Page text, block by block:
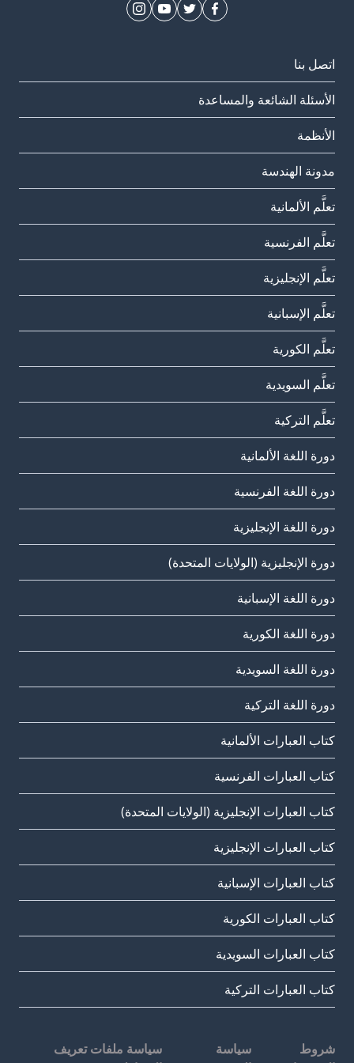
اتصل بنا
الأسئلة الشائعة والمساعدة
الأنظمة
مدونة الهندسة
تعلَّم الألمانية
تعلَّم الفرنسية
تعلَّم الإنجليزية
تعلَّم الإسبانية
تعلَّم الكورية
تعلَّم السويدية
تعلَّم التركية
دورة اللغة الألمانية
دورة اللغة الفرنسية
دورة اللغة الإنجليزية
دورة الإنجليزية (الولايات المتحدة)
دورة اللغة الإسبانية
دورة اللغة الكورية
دورة اللغة السويدية
دورة اللغة التركية
كتاب العبارات الألمانية
كتاب العبارات الفرنسية
كتاب العبارات الإنجليزية (الولايات المتحدة)
كتاب العبارات الإنجليزية
كتاب العبارات الإسبانية
كتاب العبارات الكورية
كتاب العبارات السويدية
كتاب العبارات التركية
شروط
سياسة
سياسة ملفات تعريف